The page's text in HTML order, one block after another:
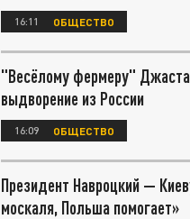
16:11 ОБЩЕСТВО
"Весёлому фермеру"
выдворение из России
16:09 ОБЩЕСТВО
Президент Навроцкий —
москаля, Польша помогает»